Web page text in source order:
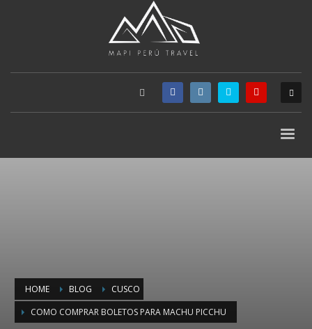
HOME BLOG
CUSCO
COMO COMPRAR BOLETOS PARA MACHU PICCHU